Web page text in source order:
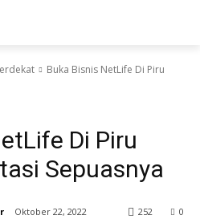
Buka Bisnis NetLife Di Piru
Di Piru
Sepuasnya
Oktober 22, 2022 0
252